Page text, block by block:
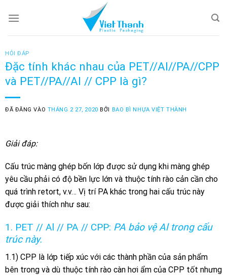
HỎI ĐÁP
Đặc tính khác nhau của PET//Al//PA//CPP
và PET//PA//Al // CPP là gì?
ĐÃ ĐĂNG VÀO THÁNG 2 27, 2020 BỞI BAO BÌ NHỰA VIỆT THÀNH
Giải đáp:
Cấu trúc màng ghép bốn lớp được sử dụng khi màng ghép
yêu cầu phải có độ bền lực lớn và thuộc tính rào cản cần cho
quá trình retort, v.v… Vị trí PA khác trong hai cấu trúc này
được giải thích như sau:
1. PET // Al // PA // CPP: PA bảo vệ Al trong cấu
trúc này.
1.1) CPP là lớp tiếp xúc với các thành phần của sản phẩm
bên trong và dù thuộc tính rào càn hơi ẩm của CPP tốt nhưng